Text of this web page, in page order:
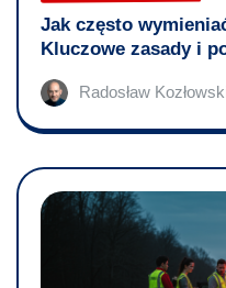
Jak często
Kluczowe zasady i
Radosław